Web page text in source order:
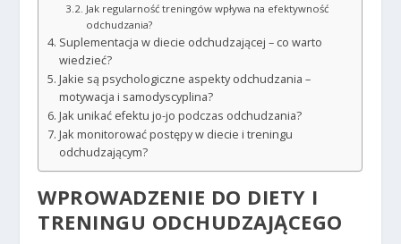
Jak regularność treningów wpływa na efektywność
odchudzania?
Suplementacja w diecie odchudzającej – co warto
wiedzieć?
Jakie są psychologiczne aspekty odchudzania –
motywacja i samodyscyplina?
Jak unikać efektu jo-jo podczas odchudzania?
Jak monitorować postępy w diecie i treningu
odchudzającym?
WPROWADZENIE DO DIETY I
TRENINGU ODCHUDZAJĄCEGO